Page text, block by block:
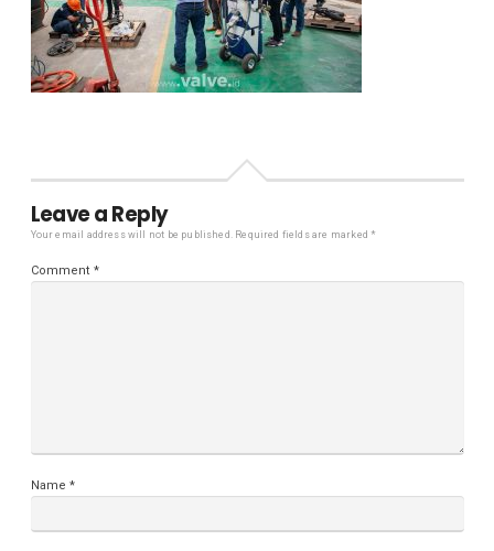
Leave a Reply
Your email address will not be published. Required fields are marked*
Comment *
Name*